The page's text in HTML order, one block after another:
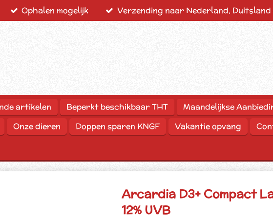
Ophalen mogelijk Verzending naar Nederland, Duitsland
artikelen Beperkt beschikbaar THT
Maandelijkse
Onze dieren Doppen sparen KNGF Vakantie opvang
Arcardia D3+ Compact
12% UVB